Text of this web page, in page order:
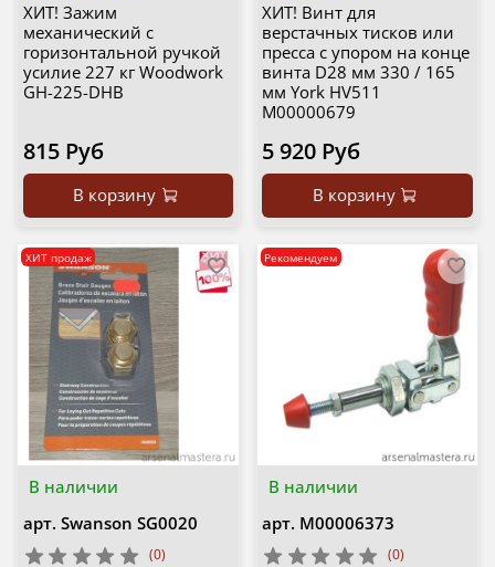
ХИТ! Зажим
механический с
горизонтальной ручкой
усилие 227 кг Woodwork
GH-225-DHB
815 Руб
В корзину
ХИТ! Винт для
верстачных тисков или
пресса с упором на конце
винта D28 мм 330 / 165
мм York HV511
М00000679
5 920 Руб
В корзину
В наличии
ХИТ продаж
арт. Swanson SG0020
(0)
В наличии
Рекомендуем
арт. М00006373
(0)